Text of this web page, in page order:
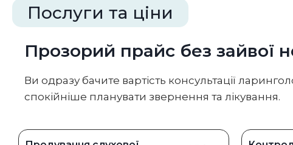
Послуги та ціни
Прозорий прайс без зайвої
Ви одразу бачите вартість консультації
спокійніше планувати звернення та лікування.